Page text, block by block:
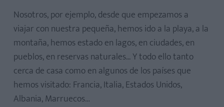
Nosotros, por ejemplo, desde que empezamos a
viajar con nuestra pequeña, hemos ido a la playa, a la
montaña, hemos estado en lagos, en ciudades, en
pueblos, en reservas naturales... Y todo ello tanto
cerca de casa como en algunos de los países que
hemos visitado: Francia, Italia, Estados Unidos,
Albania, Marruecos…